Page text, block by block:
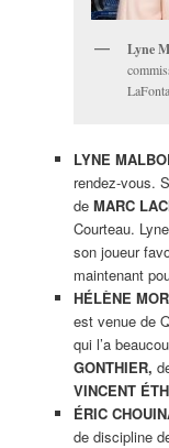
Lyne
LYNE
rendez-vous.
de MARC
Courteau.
son joueur
maintenant
HÉLÈNE
est venue de
qui l’a
GONTHIER,
VINCENT
ÉRIC
de discipline